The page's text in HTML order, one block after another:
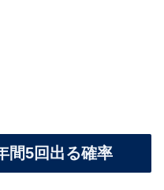
間5回出る確率